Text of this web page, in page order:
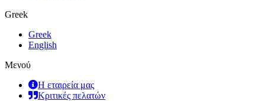
Greek
Greek
English
Μενού
Η εταιρεία μας
Κριτικές πελατών